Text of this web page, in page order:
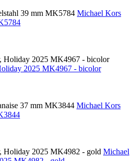
Michael Kors
2025 MK4967 - bicolor
Michael Kors
Michael